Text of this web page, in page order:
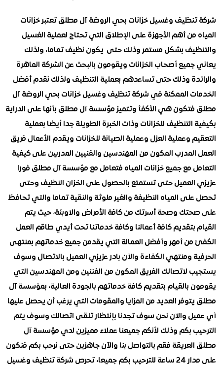
وغسيل خزانات بحي الروضة آل مطلق تعتبر خزانات
من أهم الأجهزة على الإطلاق التي تحتاج لعملية الغسيل
بشكل مستمر وذلك حتى يكون نظيف تماما، ولذلك
أصحاب الخزانات ويقومون بالبحث عن الشركة الماهرة
وذلك حتى تساعدهم بعملية التنظيف ولذلك نقدم أفضل
الممكنة في شركة تنظيف وغسيل خزانات بحي الروضة آل
هي الأكفأ وتتميز مؤسسة آل مطلق بأنها على الدراية
التنظيف للخزانات وذات الخبرة الطويلة جدا أيضا بعملية
وعملية العزل وعملية الصيانة للخزانات ويقدم الأعمال فريق
المكون من المهندسين والفنيين المدربين على كيفية
مع جميع خزانات المياه فتعامل مع مؤسسة آل مطلق فورا
حتى تستمتع بالحصول على الخزان النظيف وحتى
المياه النظيفة والغير ملوثة والنقية تماما والتي تحافظ
وصحة أسرتك من كافة الأمراض والاوبئة، حيث يتم
بتقديم كافة أعمالنا وكافة خدماتنا تحت أيدي طاقم العمل
أمهر وأفضل العمالة التي يقدمن جميع خدماتهم بمنتهى
ومنتهي الكفاءة والآن بادر عزيزي العميل بالاتصال وسوف
لاتصالك الفريق المكون من الفننين ومن المهندسين التي
بالقيام بتقديم كافة خدماتهم بالجودة العالية، بمؤسسة آل
العديد من المزايا والمقومات التي يرغب أن يحصل عليها
والآن نحن سوف تجدنا بإنتظار تلقى اتصالك وسوف يتم
بكم وذلك لأنكم جميعنا عملاء مميزين لدي مؤسسة آل
فقم بالتواصل بنا والآن جاهزين حتى نرحب بكم فنكون
على مدار 24 ساعة للترحيب بكم جميعا، تحرص شركة تنظيف وغسيل